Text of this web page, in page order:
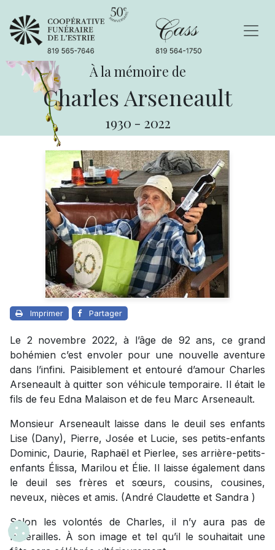
À la mémoire de
Charles Arseneault
1930 - 2022
Imprimer Partager
Le 2 novembre 2022, à l’âge de 92 ans, ce grand
bohémien c’est envoler pour une nouvelle aventure
dans l’infini. Paisiblement et entouré d’amour Charles
Arseneault à quitter son véhicule temporaire. Il était le
fils de feu Edna Malaison et de feu Marc Arseneault.
Monsieur Arseneault laisse dans le deuil ses enfants
Lise (Dany), Pierre, Josée et Lucie, ses petits-enfants
Dominic, Daurie, Raphaël et Pierlee, ses arrière-petits-
enfants Élissa, Marilou et Élie. Il laisse également dans
le deuil ses frères et sœurs, cousins, cousines,
neveux, nièces et amis. (André Claudette et Sandra )
Selon les volontés de Charles, il n’y aura pas de
funérailles. À son image et tel qu’il le souhaitait une